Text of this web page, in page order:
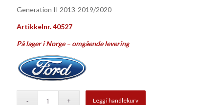
Generation II 2013-2019/2020
Artikkelnr. 40527
På lager i Norge – omgående levering
Legg i handlekurv